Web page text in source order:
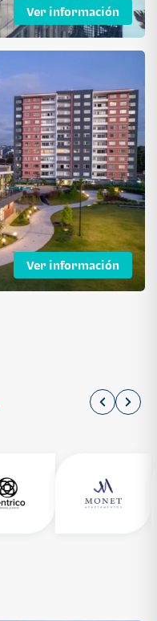
Ver información
Ver información